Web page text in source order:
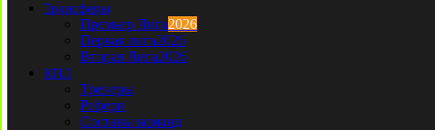
Трансферы
Премьер Лига2026
Первая лига2026
Вторая Лига2026
КПЛ
Тренеры
Рефери
Составы команд